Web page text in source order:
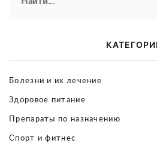
Найти...
Болезни и их лечение
Здоровое питание
Препараты по назначению
Спорт и фитнес